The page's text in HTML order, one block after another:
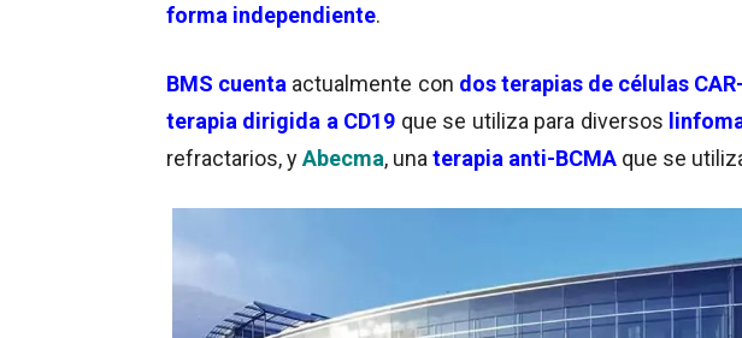
forma independiente.
BMS cuenta actualmente con dos terapias de células
terapia dirigida a CD19 que se utiliza para diversos
refractarios, yAbecma, una terapia anti-BCMA que se